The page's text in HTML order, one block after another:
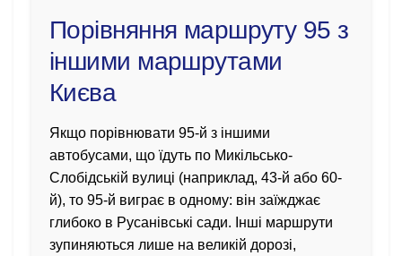
Порівняння маршруту 95 з
іншими маршрутами
Києва
Якщо порівнювати 95-й з іншими
автобусами, що їдуть по Микільсько-
Слобідській вулиці (наприклад, 43-й або 60-
й), то 95-й виграє в одному: він заїжджає
глибоко в Русанівські сади. Інші маршрути
зупиняються лише на великій дорозі,